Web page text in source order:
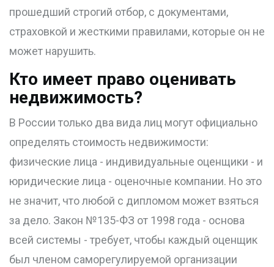
прошедший строгий отбор, с документами,
страховкой и жесткими правилами, которые он не
может нарушить.
Кто имеет право оценивать
недвижимость?
В России только два вида лиц могут официально
определять стоимость недвижимости:
физические лица - индивидуальные оценщики - и
юридические лица - оценочные компании. Но это
не значит, что любой с дипломом может взяться
за дело. Закон №135-ФЗ от 1998 года - основа
всей системы - требует, чтобы каждый оценщик
был членом саморегулируемой организации